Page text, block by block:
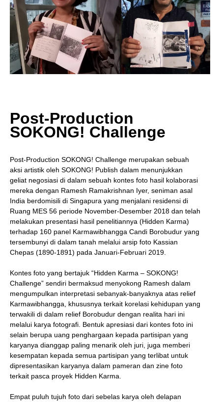
Post-Production
SOKONG! Challenge
Post-Production SOKONG! Challenge merupakan sebuah
aksi artistik oleh SOKONG! Publish dalam menunjukkan
geliat negosiasi di dalam sebuah kontes foto hasil kolaborasi
mereka dengan Ramesh Ramakrishnan Iyer, seniman asal
India berdomisili di Singapura yang menjalani residensi di
Ruang MES 56 periode November-Desember 2018 dan telah
melakukan presentasi hasil penelitiannya (Hidden Karma)
terhadap 160 panel Karmawibhangga Candi Borobudur yang
tersembunyi di dalam tanah melalui arsip foto Kassian
Chepas (1890-1891) pada Januari-Februari 2019.
Kontes foto yang bertajuk “Hidden Karma – SOKONG!
Challenge” sendiri bermaksud menyokong Ramesh dalam
mengumpulkan interpretasi sebanyak-banyaknya atas relief
Karmawibhangga, khususnya terkait korelasi kehidupan yang
terwakili di dalam relief Borobudur dengan realita hari ini
melalui karya fotografi. Bentuk apresiasi dari kontes foto ini
selain berupa uang penghargaan kepada partisipan yang
karyanya dianggap paling menarik oleh juri, juga memberi
kesempatan kepada semua partisipan yang terlibat untuk
dipresentasikan karyanya dalam pameran dan zine foto
terkait pasca proyek Hidden Karma.
Empat puluh tujuh foto dari sebelas karya oleh delapan